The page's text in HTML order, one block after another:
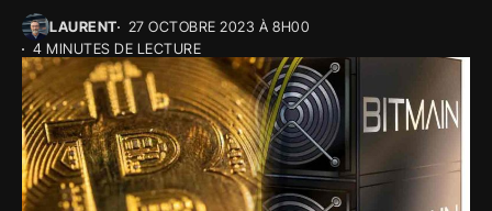
LAURENT
27 OCTOBRE 2023 À 8H00
4 MINUTES DE LECTURE